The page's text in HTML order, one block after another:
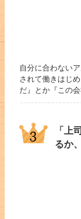
自分に合わない
されて働きはじ
だ』とか『この会
「上
るか